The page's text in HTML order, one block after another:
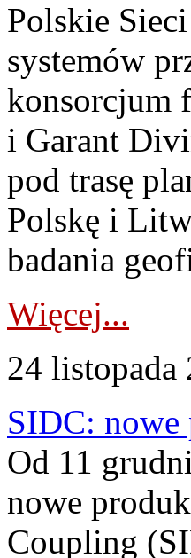
Polskie
systemów
konsorcjum
i Garant
pod trasę
Polskę i
badania
Więcej...
24 listopada
SIDC:
Od 11
nowe
Coupling